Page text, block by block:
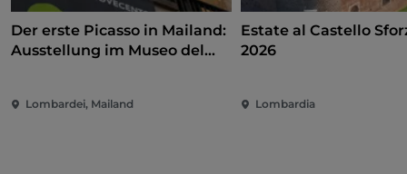
Der erste Picasso in Mailand:
Ausstellung im Museo del
Engagement
Lombardei, Mailand
Estate al Castello
2026
Lombardia